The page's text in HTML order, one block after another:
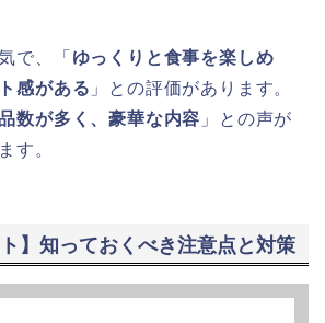
で、「 ゆっくりと食事を楽しめ
感がある 」との評価があります。
数が多く、豪華な内容 」との声が
す。
ト】知っておくべき注意点と対策